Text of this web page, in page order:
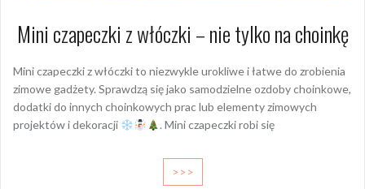
Mini czapeczki z włóczki – nie tylko na choinkę
Mini czapeczki z włóczki to niezwykle urokliwe i łatwe do zrobienia
zimowe gadżety. Sprawdzą się jako samodzielne ozdoby choinkowe,
dodatki do innych choinkowych prac lub elementy zimowych
projektów i dekoracji
. Mini czapeczki robi się
>>>